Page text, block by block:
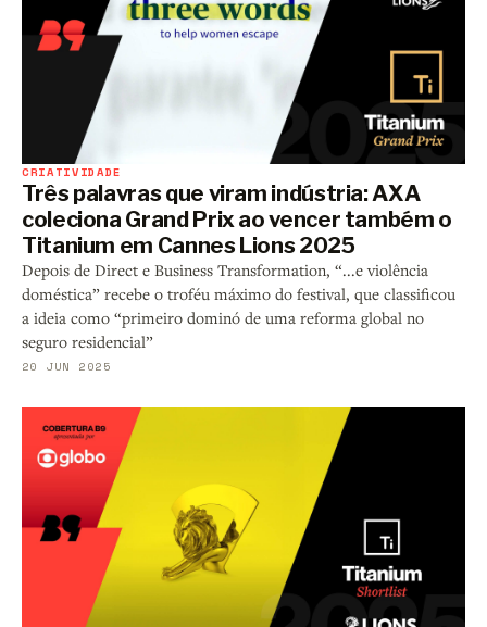
CRIATIVIDADE
Três palavras que viram indústria: AXA
coleciona Grand Prix ao vencer também o
Titanium em Cannes Lions 2025
Depois de Direct e Business Transformation, “...e violência
doméstica” recebe o troféu máximo do festival, que classificou
a ideia como “primeiro dominó de uma reforma global no
seguro residencial”
20 JUN 2025